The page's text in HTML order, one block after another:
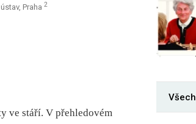
Praha 2
ve stáří. V přehledovém